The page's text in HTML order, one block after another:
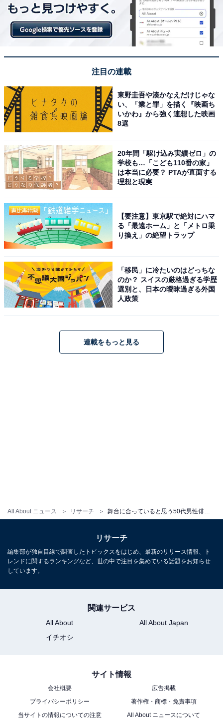
All About ニュース リサーチ
男性アイドルグループ・少年隊の元メンバーで、現在は
SMILE-UP.の代表取締役を務めています。俳優として活
動していた期間は、ドラマ『喰いタン』（日本テレビ
テレビでの活躍のほかにも、ブロードウェイミュージカ
していました。
回答者からは「実際に舞台を見て。姿勢や発声がよく目
城県）、「ミュージカルなどに出演している印象が強い
ので、舞台演技が似合いそう」（40代男性／福岡県）、
「元々アイドルだからかもしれないけれど、舞台で歌っ
性／栃木県 ）などのコメントがありました。
刑事7人
1位：及川光博
「PURPLE DIAMOND」TOUR
4/13（土）JMSアステールプラザ（開場17:00/開演
4/20（土）神戸国際会館こくさいホール（開場
17:15/開演18:00）
明日（2/16）より、一般発売開始！
発売方法など詳しくはこちら→
— 及川光博STAFF (@mitchy_now)
February 15, 2019
注目の連載
東野圭吾や湊かなえだけじゃな
い、「業と罪」を描く『映画ち
いかわ』から強く連想した映画
8選
20年間「駆け込み実績ゼロ」の
学校も…「こども110番の家」
は本当に必要？ PTAが直面する
理想と現実
【要注意】東京駅で絶対にハマ
る「最遠ホーム」と「メトロ乗
り換え」の絶望トラップ
「移民」に冷たいのはどっちな
のか？ スイスの厳格過ぎる学歴
選別と、日本の曖昧過ぎる外国
人政策
連載をもっと見る
リサーチ
編集部が独自目線で調査したトピックスをはじめ、最新のリリース情報、ト
レンドに関するランキングなど、世の中で注目を集めている話題をお知らせ
しています。
関連サービス
All About
All About Japan
イチオシ
サイト情報
会社概要
広告掲載
プライバシーポリシー
著作権・商標・免責事項
当サイトの情報についての注意
All About ニュースについて